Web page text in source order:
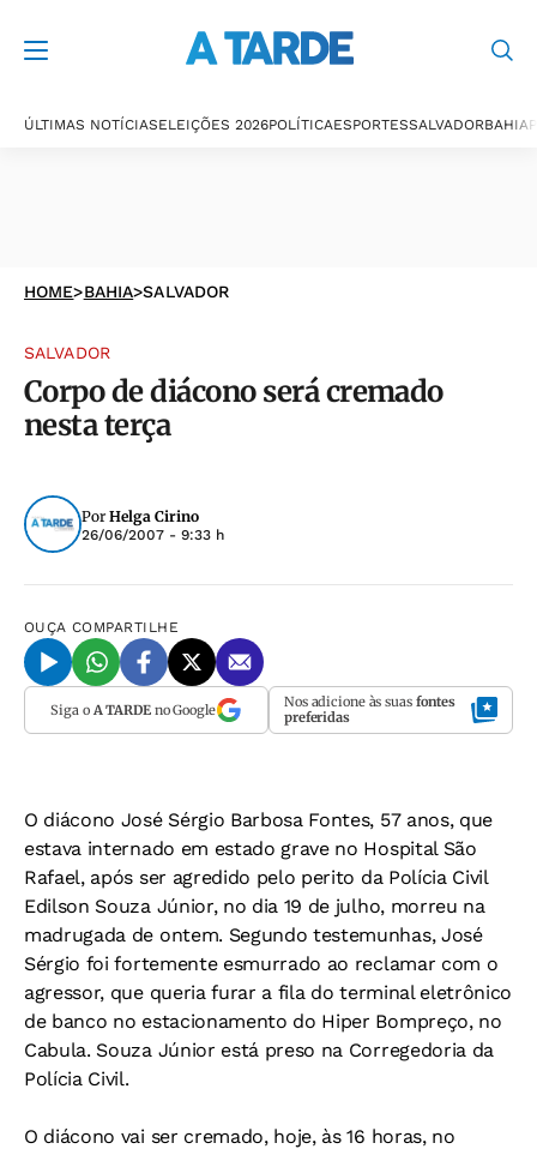
ÚLTIMAS NOTÍCIASELEIÇÕES 2026POLÍTICAESPORTESSALVADORBAHIA
HOME>BAHIA>SALVADOR
SALVADOR
Corpo de diácono será cremado
nesta terça
Por Helga Cirino
26/06/2007 - 9:33 h
OUÇA COMPARTILHE
Siga o A TARDEno Google Nos adicione às suas fontes
preferidas
O diácono José Sérgio Barbosa Fontes, 57 anos, que
estava internado em estado grave no Hospital São
Rafael, após ser agredido pelo perito da Polícia Civil
Edilson Souza Júnior, no dia 19 de julho, morreu na
madrugada de ontem. Segundo testemunhas, José
Sérgio foi fortemente esmurrado ao reclamar com o
agressor, que queria furar a fila do terminal eletrônico
de banco no estacionamento do Hiper Bompreço, no
Cabula. Souza Júnior está preso na Corregedoria da
Polícia Civil.
O diácono vai ser cremado, hoje, às 16 horas, no